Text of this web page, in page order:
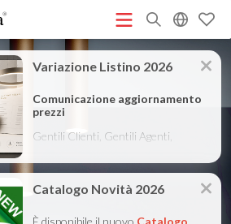
R
Catalogo Novità 2026
DECORATIVE
CATALOGUE 2025
COMPANY PROFILE GB(3M) COMPANY
1 (introduzione)
Dim e Sincronizzazione (110K)